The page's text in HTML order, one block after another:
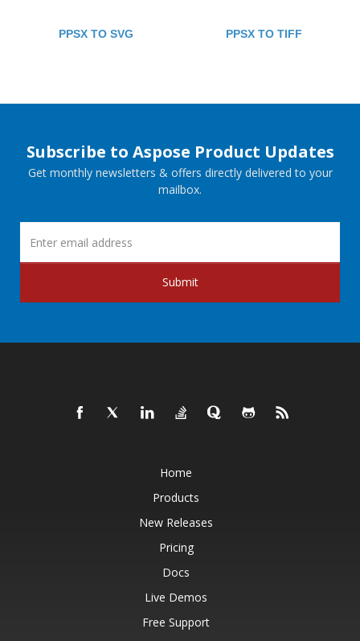
PPSX TO SVG PPSX TO TIFF
Subscribe to Aspose Product Updates
Get monthly newsletters & offers directly delivered to your
mailbox.
Submit
Home
Products
New Releases
Pricing
Docs
Live Demos
Free Support